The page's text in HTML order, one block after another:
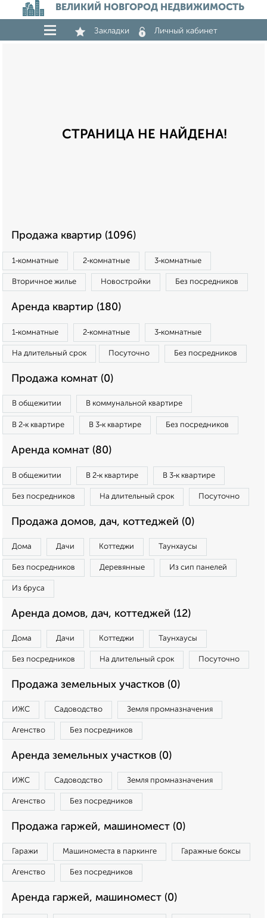
ВЕЛИКИЙ НОВГОРОД НЕДВИЖИМОСТЬ
Закладки Личный кабинет
СТРАНИЦА НЕ НАЙДЕНА!
Продажа квартир (1096)
1‑комнатные 2‑комнатные 3‑комнатные
Вторичное жилье Новостройки Без посредников
Аренда квартир (180)
1‑комнатные 2‑комнатные 3‑комнатные
На длительный срок Посуточно Без посредников
Продажа комнат (0)
В общежитии В коммунальной квартире
В 2‑к квартире В 3‑к квартире Без посредников
Аренда комнат (80)
В общежитии В 2‑к квартире В 3‑к квартире
Без посредников На длительный срок Посуточно
Продажа домов, дач, коттеджей (0)
Дома Дачи Коттеджи Таунхаусы
Без посредников Деревянные Из сип панелей
Из бруса
Аренда домов, дач, коттеджей (12)
Дома Дачи Коттеджи Таунхаусы
Без посредников На длительный срок Посуточно
Продажа земельных участков (0)
ИЖС Садоводство Земля промназначения
Агенство Без посредников
Аренда земельных участков (0)
ИЖС Садоводство Земля промназначения
Агенство Без посредников
Продажа гаржей, машиномест (0)
Гаражи Машиноместа в паркинге Гаражные боксы
Агенство Без посредников
Аренда гаржей, машиномест (0)